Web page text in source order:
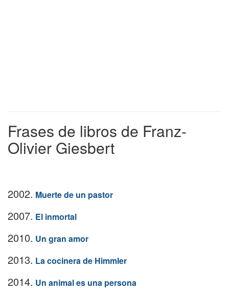
Frases de libros de Franz-
Olivier Giesbert
2002. Muerte de un pastor
2007. El inmortal
2010. Un gran amor
2013. La cocinera de Himmler
2014. Un animal es una persona